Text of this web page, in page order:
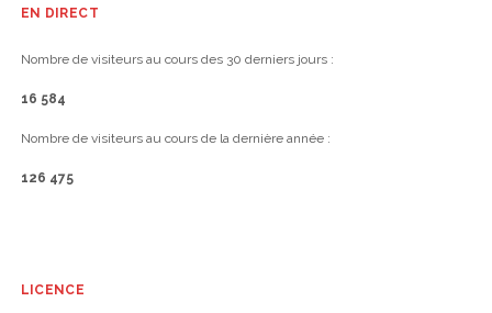
EN DIRECT
Nombre de visiteurs au cours des 30 derniers jours :
16 584
Nombre de visiteurs au cours de la dernière année :
126 475
LICENCE